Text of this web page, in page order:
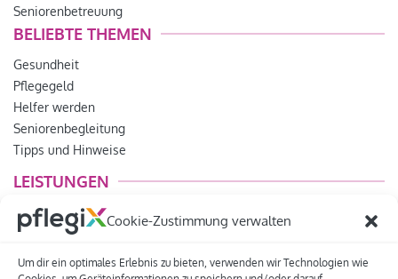
Cookie-Zustimmung verwalten
Um dir ein optimales Erlebnis zu bieten, verwenden wir Technologien wie
Seniorenbetreuung
BELIEBTE THEMEN
Gesundheit
Pflegegeld
Helfer werden
Seniorenbegleitung
Tipps und Hinweise
LEISTUNGEN
Lebensfreude
Betreuungsdienst
Pflegeberatung
Pflegedienst